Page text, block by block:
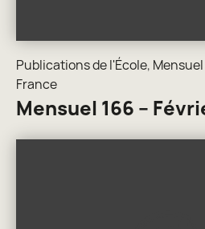
Publications de l'École, Mensuel
France
Mensuel 166 –